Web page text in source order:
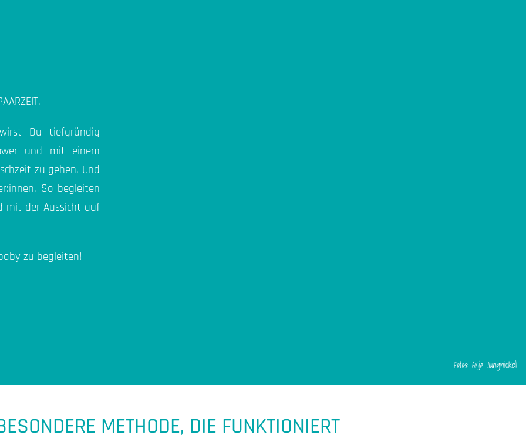
.
Du tiefgründig
und mit einem
zu gehen. Und
So begleiten
mit der Aussicht auf
zu begleiten!
Fotos: Anja Jungnickel
METHODE, DIE FUNKTIONIERT